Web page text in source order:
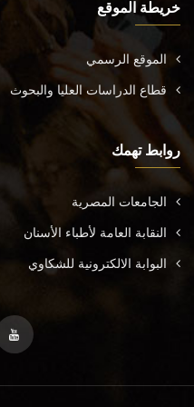
خريطة الموقع
الموقع الرسمي
قطاع الدراسات العليا والبحوث
روابط تهمك
الجامعات المصرية
النقابة العامة لأطباء الأسنان
البوابة الالكترونية للشكاوي